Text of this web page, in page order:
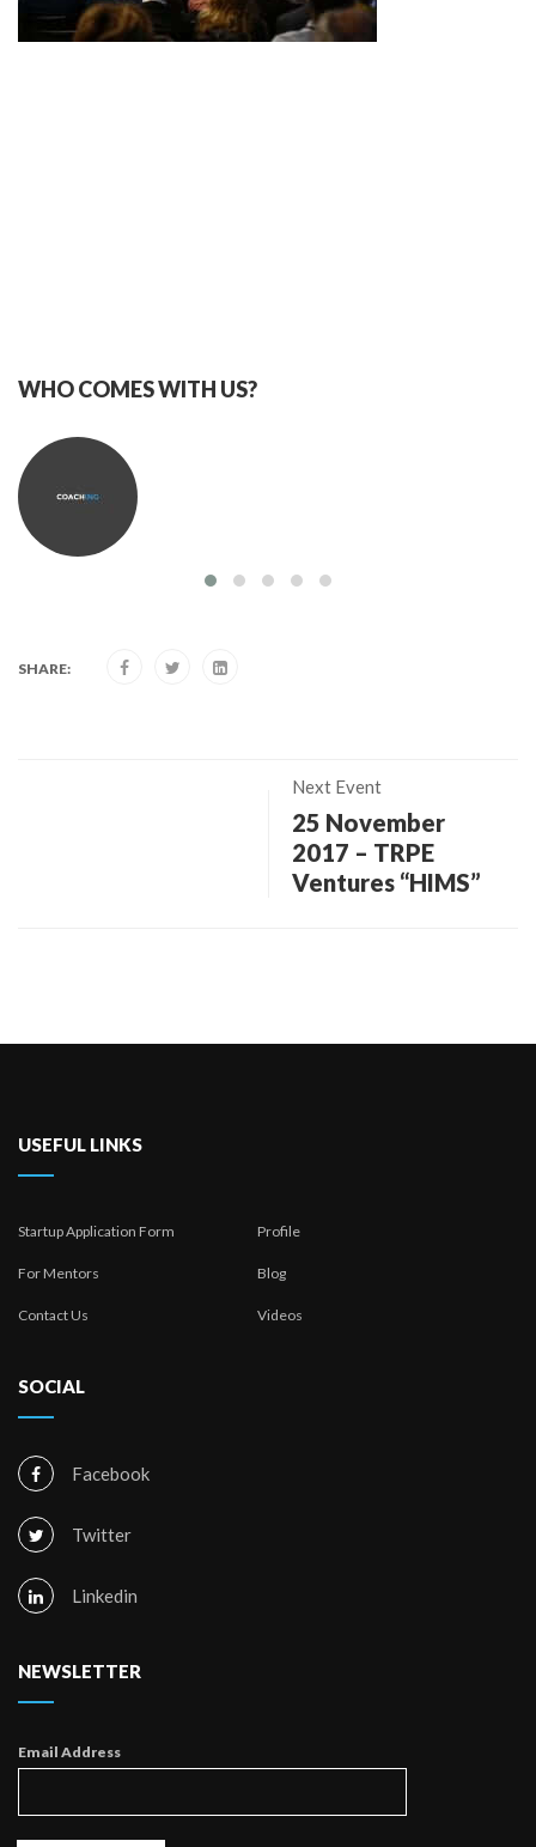
WHO COMES WITH US?
SHARE:
Next Event
25 November
2017 – TRPE
Ventures “HIMS”
USEFUL LINKS
Startup Application Form Profile
For Mentors Blog
Contact Us Videos
SOCIAL
Facebook
Twitter
Linkedin
NEWSLETTER
Email Address